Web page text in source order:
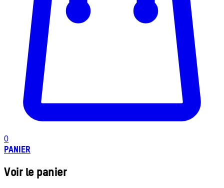
0
PANIER
Voir le panier